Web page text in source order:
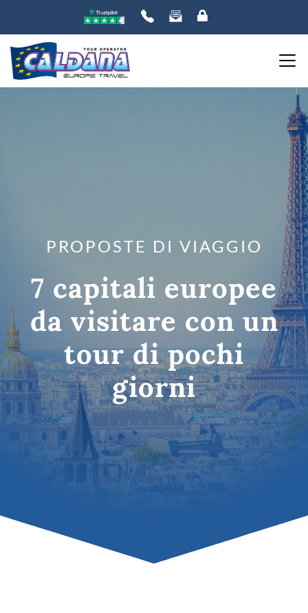
PROPOSTE DI VIAGGIO
7 capitali europee
da visitare con un
tour di pochi
giorni